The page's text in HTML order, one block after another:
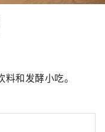
和发酵小吃。